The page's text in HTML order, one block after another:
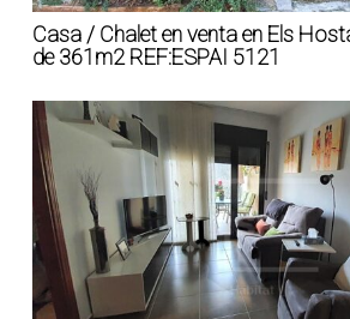
Casa / Chalet en venta en Els
de 361m2 REF:ESPAI 5121